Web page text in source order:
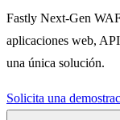
Fastly Next-Gen
aplicaciones web,
una única solución.
Solicita una